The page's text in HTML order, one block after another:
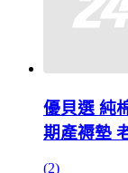
優貝選 純
期產褥墊
(2)